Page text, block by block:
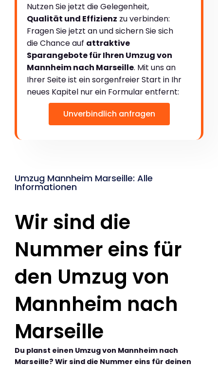
Nutzen Sie jetzt die Gelegenheit,
Qualität und Effizienz zu verbinden:
Fragen Sie jetzt an und sichern Sie sich
die Chance auf attraktive
Sparangebote für Ihren Umzug von
Mannheim nach Marseille. Mit uns an
Ihrer Seite ist ein sorgenfreier Start in Ihr
neues Kapitel nur ein Formular entfernt:
Unverbindlich anfragen
Umzug Mannheim Marseille: Alle
Informationen
Wir sind die
Nummer eins für
den Umzug von
Mannheim nach
Marseille
Du planst einen Umzug von Mannheim nach
Marseille? Wir sind die Nummer eins für deinen